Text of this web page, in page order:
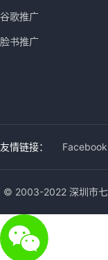
谷歌推广
脸书推广
友情链接： Facebook
© 2003-2022 深圳市七